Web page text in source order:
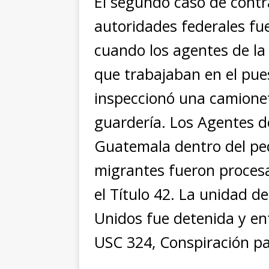
autoridades federales
cuando los agentes de
que trabajaban en el
inspeccionó una
guardería. Los Agentes
Guatemala dentro del
migrantes fueron
el Título 42. La unidad
Unidos fue detenida y
USC 324, Conspiración